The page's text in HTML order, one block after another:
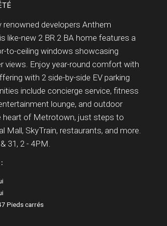
developers Anthem
like-new 2 BR 2 BA home features a
to-ceiling windows showcasing
views. Enjoy year-round comfort with
with 2 side-by-side EV parking
include concierge service, fitness
lounge, and outdoor
heart of Metrotown, just steps to
SkyTrain, restaurants, and more.
31, 2 - 4PM.
Pieds carrés